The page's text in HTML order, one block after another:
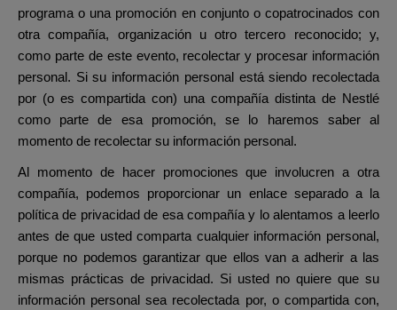
programa o una promoción en conjunto o copatrocinados con
otra compañía, organización u otro tercero reconocido; y,
como parte de este evento, recolectar y procesar información
personal. Si su información personal está siendo recolectada
por (o es compartida con) una compañía distinta de Nestlé
como parte de esa promoción, se lo haremos saber al
momento de recolectar su información personal.
Al momento de hacer promociones que involucren a otra
compañía, podemos proporcionar un enlace separado a la
política de privacidad de esa compañía y lo alentamos a leerlo
antes de que usted comparta cualquier información personal,
porque no podemos garantizar que ellos van a adherir a las
mismas prácticas de privacidad. Si usted no quiere que su
información personal sea recolectada por, o compartida con,